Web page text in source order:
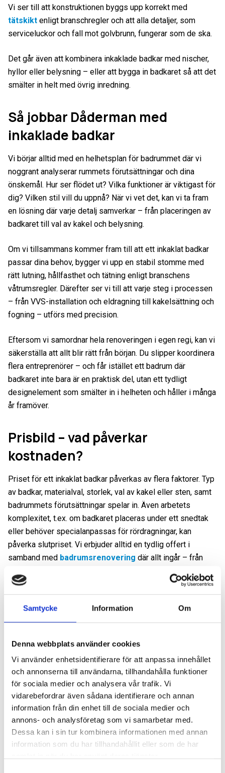
Samtycke Information Om
Denna webbplats använder cookies
Vi använder enhetsidentifierare för att anpassa innehållet
och annonserna till användarna, tillhandahålla funktioner
för sociala medier och analysera vår trafik. Vi
vidarebefordrar även sådana identifierare och annan
information från din enhet till de sociala medier och
annons- och analysföretag som vi samarbetar med.
Dessa kan i sin tur kombinera informationen med annan
information som du har tillhandahållit eller som de har
Vi ser till att konstruktionen byggs upp korrekt med
tätskikt enligt branschregler och att alla detaljer, som
serviceluckor och fall mot golvbrunn, fungerar som de ska.
Det går även att kombinera inkaklade badkar med nischer,
hyllor eller belysning – eller att bygga in badkaret så att det
smälter in helt med övrig inredning.
Så jobbar Dåderman med
inkaklade badkar
Vi börjar alltid med en helhetsplan för badrummet där vi
noggrant analyserar rummets förutsättningar och dina
önskemål. Hur ser flödet ut? Vilka funktioner är viktigast för
dig? Vilken stil vill du uppnå? När vi vet det, kan vi ta fram
en lösning där varje detalj samverkar – från placeringen av
badkaret till val av kakel och belysning.
Om vi tillsammans kommer fram till att ett inkaklat badkar
passar dina behov, bygger vi upp en stabil stomme med
rätt lutning, hållfasthet och tätning enligt branschens
våtrumsregler. Därefter ser vi till att varje steg i processen
– från VVS-installation och eldragning till kakelsättning och
fogning – utförs med precision.
Eftersom vi samordnar hela renoveringen i egen regi, kan vi
säkerställa att allt blir rätt från början. Du slipper koordinera
flera entreprenörer – och får istället ett badrum där
badkaret inte bara är en praktisk del, utan ett tydligt
designelement som smälter in i helheten och håller i många
år framöver.
Prisbild – vad påverkar
kostnaden?
Priset för ett inkaklat badkar påverkas av flera faktorer. Typ
av badkar, materialval, storlek, val av kakel eller sten, samt
badrummets förutsättningar spelar in. Även arbetets
komplexitet, t.ex. om badkaret placeras under ett snedtak
eller behöver specialanpassas för rördragningar, kan
påverka slutpriset. Vi erbjuder alltid en tydlig offert i
samband med badrumsrenovering där allt ingår – från
Inspiration från tidigare projekt
stilar och miljöer. Ett exempel är ett färgstarkt badrum i
mönstrade plattor i varma toner. Genom att låta kaklet löpa
längs både badkar och vägg skapade vi ett
sammanhängande, nästan inramat uttryck som gav
badrummet en unik karaktär. Den specialbyggda stommen
gav plats för en generös avställningsyta längs kanten –
perfekt för växter, ljuslyktor och badprodukter.
Det här projektet visar hur ett inkaklat badkar inte bara kan